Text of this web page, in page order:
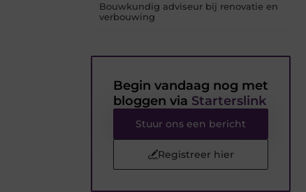
Bouwkundig adviseur bij renovatie en
verbouwing
Begin vandaag nog met
bloggen via Starterslink
Stuur ons een bericht
Registreer hier